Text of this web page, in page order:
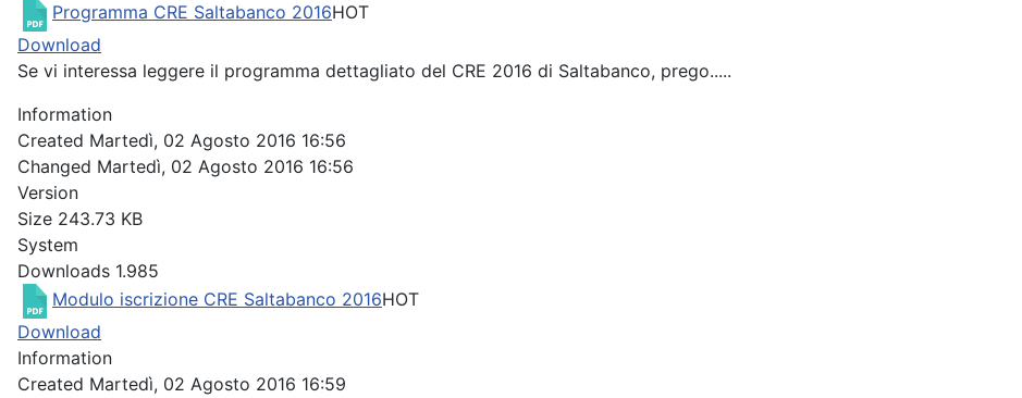
Programma CRE Saltabanco 2016HOT
Download
Se vi interessa leggere il programma dettagliato del CRE 2016 di Saltabanco, prego.....
Information
Created Martedì, 02 Agosto 2016 16:56
Changed Martedì, 02 Agosto 2016 16:56
Version
Size 243.73 KB
System
Downloads 1.985
Modulo iscrizione CRE Saltabanco 2016HOT
Download
Information
Created Martedì, 02 Agosto 2016 16:59